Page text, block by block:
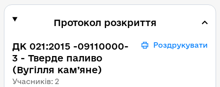
Протокол розкриття
ДК 021:2015 -09110000-
3 - Тверде паливо
(Вугілля кам’яне)
Учасників: 2
Роздрукувати